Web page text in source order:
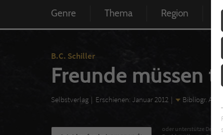
Genre Thema Region
B.C. Schiller
Freunde müssen
Selbstverlag Erschienen: Januar 2012 Bibliogr.
oder unterstütze Deinen